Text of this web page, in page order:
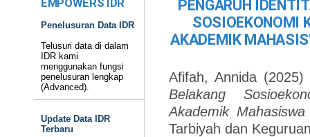
EMPOWERS IDR
Penelusuran Data IDR
Telusuri data di dalam
IDR kami
menggunakan fungsi
penelusuran lengkap
(Advanced).
Update Data IDR
Terbaru
PENGARUH
SOSIOEKONOMI
AKADEMIK
Afifah, Annida(2025)
Belakang
Akademik
Tarbiyah dan